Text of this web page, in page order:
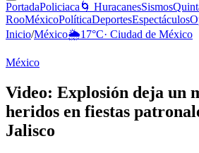
PortadaPoliciaca 🌀 HuracanesSismos
RooMéxicoPolíticaDeportesEspectáculos
Inicio/México🌦️17°C· Ciudad de México
México
Video: Explosión deja un
heridos en fiestas
Jalisco